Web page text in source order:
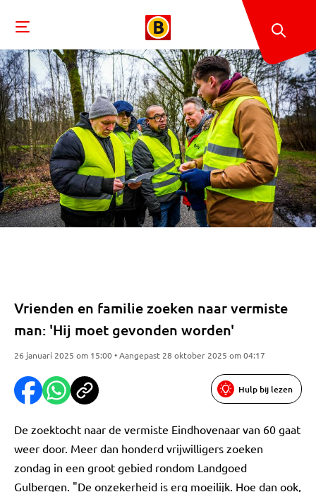
Vrienden en familie zoeken naar vermiste
man: 'Hij moet gevonden worden'
26 januari 2025 om 15:00 • Aangepast 28 oktober 2025 om 04:17
Hulp bij lezen
De zoektocht naar de vermiste Eindhovenaar van 60 gaat
weer door. Meer dan honderd vrijwilligers zoeken
zondag in een groot gebied rondom Landgoed
Gulbergen. "De onzekerheid is erg moeilijk. Hoe dan ook,